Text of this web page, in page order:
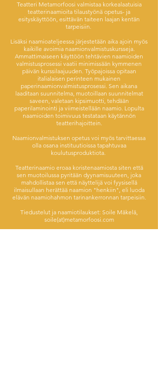
Teatteri Metamorfoosi valmistaa korkealaatuisia
teatterinaamioita tilaustyönä opetus- ja
esityskäyttöön, esittävän taiteen laajan kentän
tarpeisiin.
Lisäksi naamioateljeessa järjestetään aika ajoin myös
kaikille avoimia naamionvalmistuskursseja.
Ammattimaiseen käyttöön tehtävien naamioiden
valmistusprosessi vaatii minimissään kymmenen
päivän kurssilaajuuden. Työpajoissa opitaan
italialaisen perinteen mukainen
paperinaamionvalmistusprosessi. Sen aikana
laaditaan suunnitelma, muotoillaan suunnitelmat
saveen, valetaan kipsimuotti, tehdään
paperilaminointi ja viimeistellään naamio. Lopulta
naamioiden toimivuus testataan käytännön
teatterihajoittein.
Naamionvalmistuksen opetus voi myös tarvittaessa
olla osana instituutioissa tapahtuvaa
koulutusproduktiota.
Teatterinaamio eroaa koristenaamiosta siten että
sen muotoilussa pyritään dyynamisuuteen, joka
mahdollistaa sen että näyttelijä voi fyysisellä
ilmaisullaan herättää naamion "henkiin", eli luoda
elävän naamiohahmon tarinankerronnan tarpeisiin.
Tiedustelut ja naamiotilaukset: Soile Mäkelä,
soile(at)metamorfoosi.com